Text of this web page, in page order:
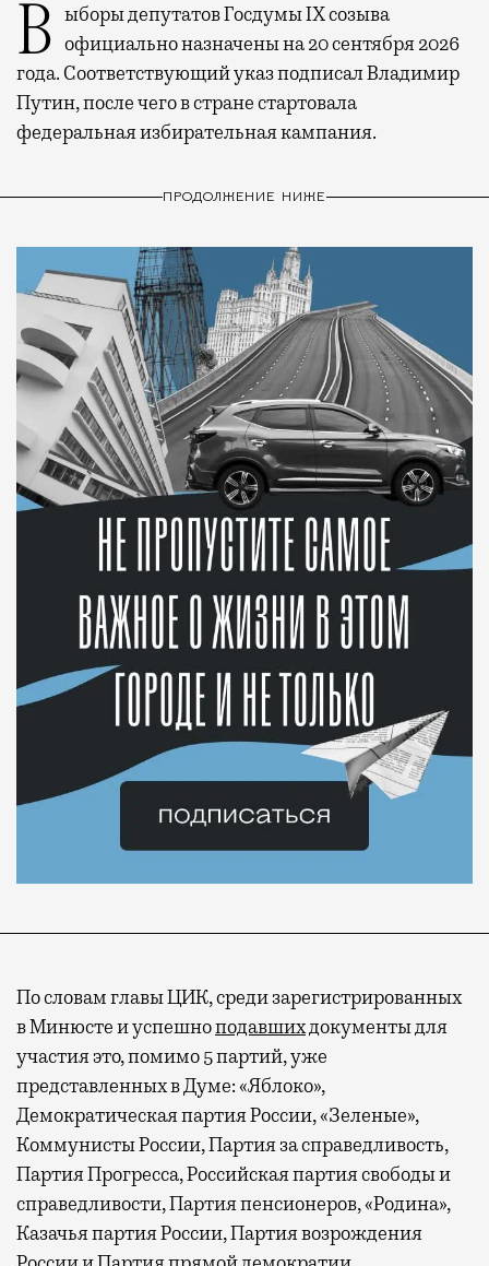
Выборы депутатов Госдумы IX созыва официально назначены на 20 сентября 2026
года. Соответствующий указ подписал Владимир
Путин, после чего в стране стартовала
федеральная избирательная кампания.
ПРОДОЛЖЕНИЕ НИЖЕ
По словам главы ЦИК, среди зарегистрированных
в Минюсте и успешноподавшихдокументы для
участия это, помимо 5 партий, уже
представленных в Думе: «Яблоко»,
Демократическая партия России, «Зеленые»,
Коммунисты России, Партия за справедливость,
Партия Прогресса, Российская партия свободы и
справедливости, Партия пенсионеров, «Родина»,
Казачья партия России, Партия возрождения